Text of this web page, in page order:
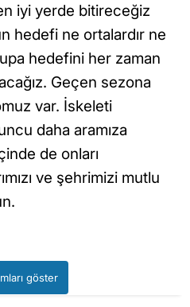
iyi yerde bitireceğiz
hedefi ne ortalardır ne
hedefini her zaman
Geçen sezona
var. İskeleti
daha aramıza
de onları
ve şehrimizi mutlu
göster